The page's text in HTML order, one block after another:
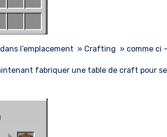
l’emplacement » Crafting » comme ci
fabriquer une table de craft pour